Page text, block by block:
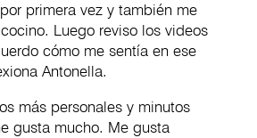
primera vez y también me
Luego reviso los videos
cómo me sentía en ese
Antonella.
más personales y minutos
gusta mucho. Me gusta